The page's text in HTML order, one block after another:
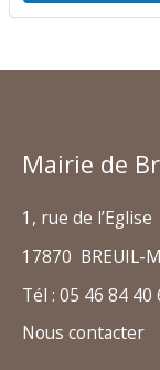
Mairie de
1, rue de l’Eglise
17870 BREUIL-
Tél : 05 46 84 40
Nous contacter